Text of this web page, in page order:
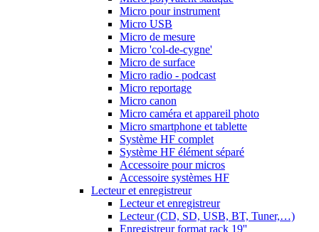
Micro pour instrument
Micro USB
Micro de mesure
Micro 'col-de-cygne'
Micro de surface
Micro radio - podcast
Micro reportage
Micro canon
Micro caméra et appareil photo
Micro smartphone et tablette
Système HF complet
Système HF élément séparé
Accessoire pour micros
Accessoire systèmes HF
Lecteur et enregistreur
Lecteur et enregistreur
Lecteur (CD, SD, USB, BT, Tuner,…)
Enregistreur format rack 19''